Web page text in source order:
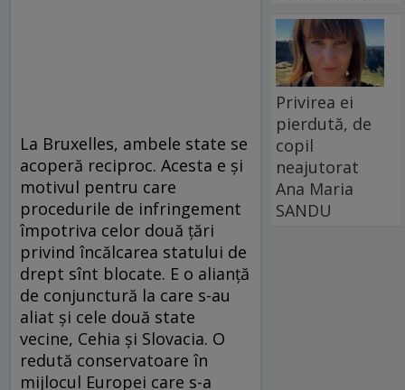
La Bruxelles, ambele state se
acoperă reciproc. Acesta e și
motivul pentru care
procedurile de infringement
împotriva celor două țări
privind încălcarea statului de
drept sînt blocate. E o alianță
de conjunctură la care s-au
aliat și cele două state
vecine, Cehia și Slovacia. O
redută conservatoare în
mijlocul Europei care s-a
Privirea ei
pierdută, de
copil
neajutorat
Ana Maria
SANDU